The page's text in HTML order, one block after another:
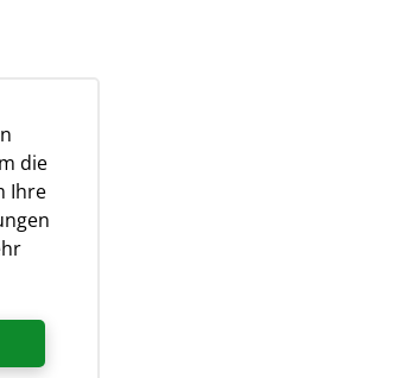
dem
Kajak-
die
Ihre